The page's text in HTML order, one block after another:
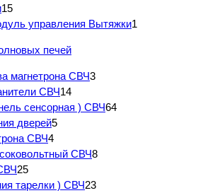
15
управления Вытяжки1
печей
магнетрона СВЧ3
СВЧ14
сенсорная ) СВЧ64
дверей5
СВЧ4
СВЧ8
25
тарелки ) СВЧ23